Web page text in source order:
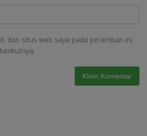
dan situs web saya pada peramban ini